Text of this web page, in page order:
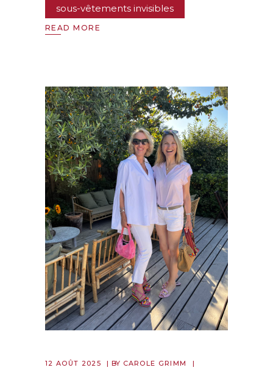
sous-vêtements invisibles
READ MORE
12 AOÛT 2025 BY CAROLE GRIMM